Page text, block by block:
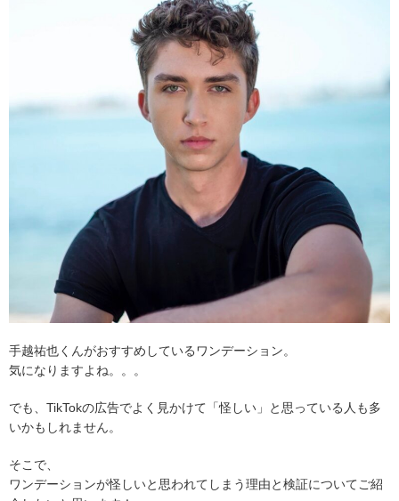
手越祐也くんがおすすめしているワンデーション。
気になりますよね。。。
でも、TikTokの広告でよく見かけて「怪しい」と思っている人も多
いかもしれません。
そこで、
ワンデーションが怪しいと思われてしまう理由と検証についてご紹